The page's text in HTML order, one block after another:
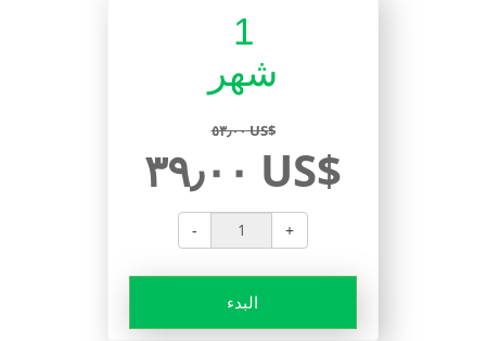
1
شهر
٥٣٫٠٠ US$
٣٩٫٠٠ US$
- +
البدء